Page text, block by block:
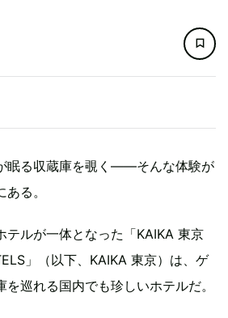
眠る収蔵庫を覗く——そんな体験が
る。
テルが一体となった「KAIKA 東京
」（以下、KAIKA 東京）は、ゲ
巡れる国内でも珍しいホテルだ。